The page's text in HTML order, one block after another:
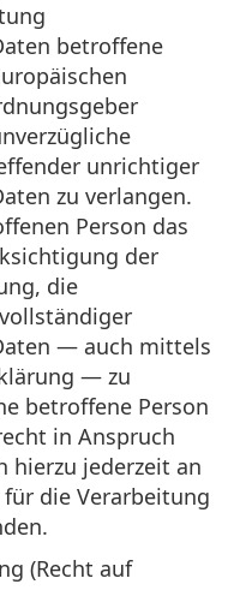
betroffene
unrichtiger
zu verlangen.
Person das
der
die
— auch mittels
— zu
betroffene Person
in Anspruch
hierzu jederzeit an
die Verarbeitung
(Recht auf